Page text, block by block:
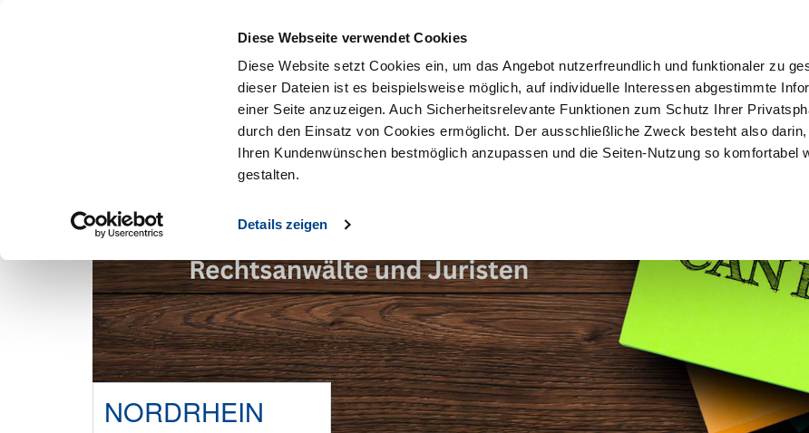
Diese Webseite verwendet Cookies
Diese Website setzt Cookies ein, um das Angebot nutzerfreundlich und funktionaler zu
dieser Dateien ist es beispielsweise möglich, auf individuelle Interessen abgestimmte
einer Seite anzuzeigen. Auch Sicherheitsrelevante Funktionen zum Schutz Ihrer
durch den Einsatz von Cookies ermöglicht. Der ausschließliche Zweck besteht also darin,
Ihren Kundenwünschen bestmöglich anzupassen und die Seiten-Nutzung so komfortabel
gestalten.
Details zeigen
Vorteile Über uns
NORDRHEIN